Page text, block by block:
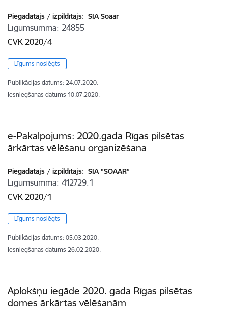
Piegādātājs / izpildītājs: SIA Soaar
Līgumsumma 24855
CVK 2020/4
Līgums noslēgts
Publikācijas datums: 24.07.2020.
Iesniegšanas datums 10.07.2020.
e-Pakalpojums: 2020.gada Rīgas pilsētas
ārkārtas vēlēšanu organizēšana
Piegādātājs / izpildītājs: SIA “SOAAR”
Līgumsumma 412729.1
CVK 2020/1
Līgums noslēgts
Publikācijas datums: 05.03.2020.
Iesniegšanas datums 26.02.2020.
Aplokšņu iegāde 2020. gada Rīgas pilsētas
domes ārkārtas vēlēšanām